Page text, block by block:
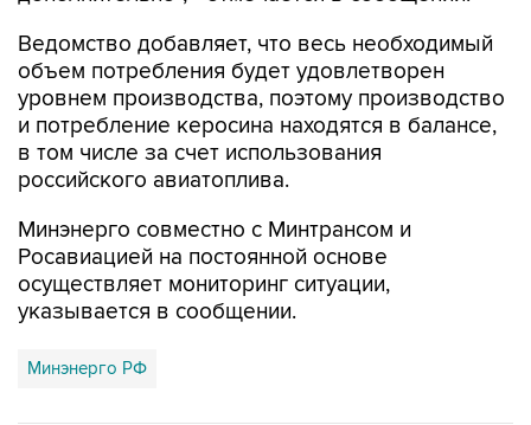
Ведомство добавляет, что весь необходимый
объем потребления будет удовлетворен
уровнем производства, поэтому производство
и потребление керосина находятся в балансе,
в том числе за счет использования
российского авиатоплива.
Минэнерго совместно с Минтрансом и
Росавиацией на постоянной основе
осуществляет мониторинг ситуации,
указывается в сообщении.
Минэнерго РФ